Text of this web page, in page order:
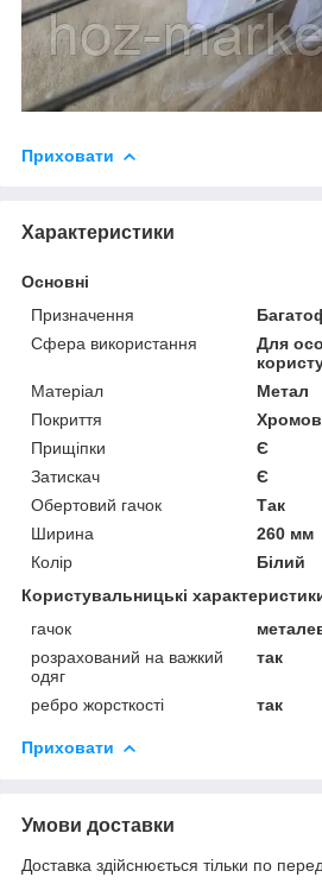
Приховати
Характеристики
Основні
Призначення
Сфера використання
Для
Матеріал
Метал
Покриття
Прищіпки
Є
Затискач
Є
Обертовий гачок
Так
Ширина
260 мм
Колір
Білий
Користувальницькі
гачок
розрахований на важкий
одяг
так
ребро жорсткості так
Приховати
Умови доставки
Доставка здійснюється тільки по